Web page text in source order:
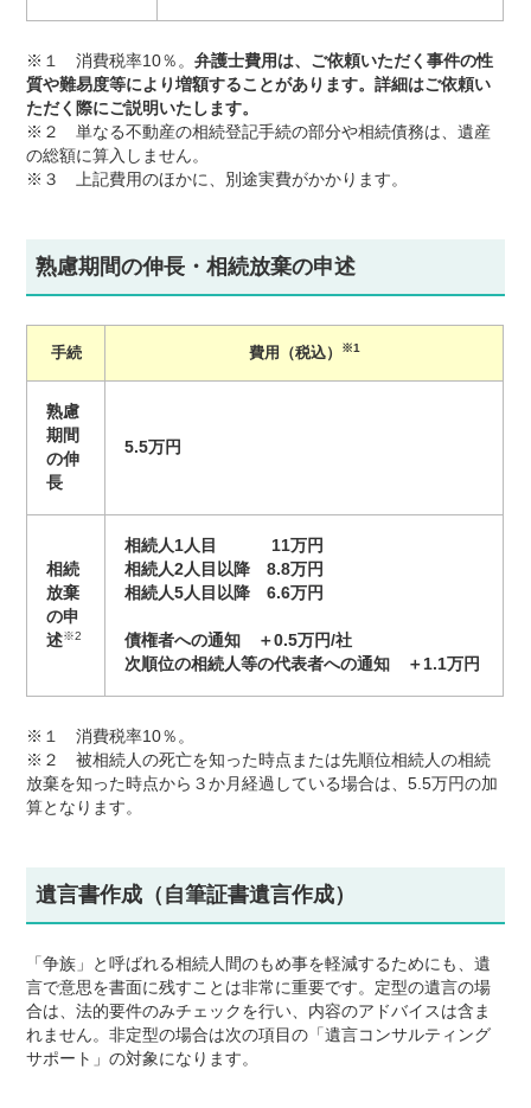
※１ 消費税率10％。弁護士費用は、ご依頼いただく事件の性
質や難易度等により増額することがあります。詳細はご依頼い
ただく際にご説明いたします。
※２ 単なる不動産の相続登記手続の部分や相続債務は、遺産
の総額に算入しません。
※３ 上記費用のほかに、別途実費がかかります。
熟慮期間の伸長・相続放棄の申述
手続 費用（税込） ※1
熟慮
期間
の伸
長
5.5万円
相続
放棄
の申
述※2
相続人1人目 11万円
相続人2人目以降 8.8万円
相続人5人目以降 6.6万円
債権者への通知 ＋0.5万円/社
次順位の相続人等の代表者への通知 ＋1.1万円
※１ 消費税率10％。
※２ 被相続人の死亡を知った時点または先順位相続人の相続
放棄を知った時点から３か月経過している場合は、5.5万円の加
算となります。
遺言書作成（自筆証書遺言作成）
「争族」と呼ばれる相続人間のもめ事を軽減するためにも、遺
言で意思を書面に残すことは非常に重要です。定型の遺言の場
合は、法的要件のみチェックを行い、内容のアドバイスは含ま
れません。非定型の場合は次の項目の「遺言コンサルティング
サポート」の対象になります。